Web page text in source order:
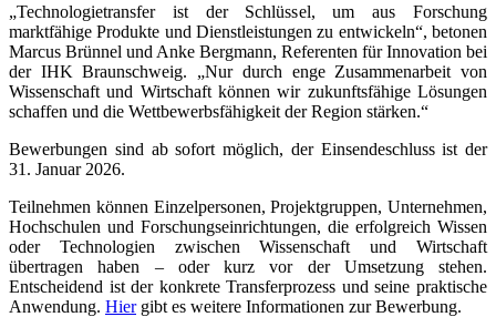
„Technologietransfer ist der Schlüssel, um aus Forschung
marktfähige Produkte und Dienstleistungen zu entwickeln“, betonen
Marcus Brünnel und Anke Bergmann, Referenten für Innovation bei
der IHK Braunschweig. „Nur durch enge Zusammenarbeit von
Wissenschaft und Wirtschaft können wir zukunftsfähige Lösungen
schaffen und die Wettbewerbsfähigkeit der Region stärken.“
Bewerbungen sind ab sofort möglich, der Einsendeschluss ist der
31. Januar 2026.
Teilnehmen können Einzelpersonen, Projektgruppen, Unternehmen,
Hochschulen und Forschungseinrichtungen, die erfolgreich Wissen
oder Technologien zwischen Wissenschaft und Wirtschaft
übertragen haben – oder kurz vor der Umsetzung stehen.
Entscheidend ist der konkrete Transferprozess und seine praktische
Anwendung. Hiergibt es weitere Informationen zur Bewerbung.